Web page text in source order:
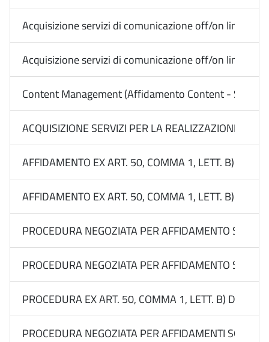
Acquisizione servizi di comunicazione off/on line
Acquisizione servizi di comunicazione off/on line
Content Management (Affidamento Content - Social)
ACQUISIZIONE SERVIZI PER LA REALIZZAZIONE DI
AFFIDAMENTO EX ART. 50, COMMA 1, LETT. B) DEL
AFFIDAMENTO EX ART. 50, COMMA 1, LETT. B) DEL
PROCEDURA NEGOZIATA PER AFFIDAMENTO
PROCEDURA NEGOZIATA PER AFFIDAMENTO
PROCEDURA EX ART. 50, COMMA 1, LETT. B) DEL
PROCEDURA NEGOZIATA PER AFFIDAMENTI SOTTO